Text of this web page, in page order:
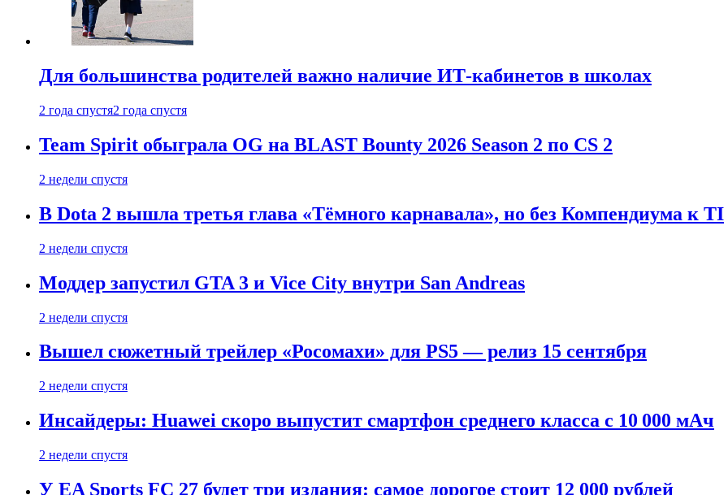
Для большинства родителей важно наличие ИТ-кабинетов в школах
2 года спустя2 года спустя
Team Spirit обыграла OG на BLAST Bounty 2026 Season 2 по CS 2
2 недели спустя
В Dota 2 вышла третья глава «Тёмного карнавала», но без Компендиума к TI
2 недели спустя
Моддер запустил GTA 3 и Vice City внутри San Andreas
2 недели спустя
Вышел сюжетный трейлер «Росомахи» для PS5 — релиз 15 сентября
2 недели спустя
Инсайдеры: Huawei скоро выпустит смартфон среднего класса с 10 000 мАч
2 недели спустя
У EA Sports FC 27 будет три издания: самое дорогое стоит 12 000 рублей